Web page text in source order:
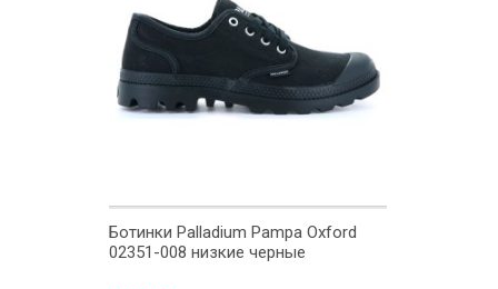
Ботинки Palladium Pampa Oxford
02351-008 низкие черные